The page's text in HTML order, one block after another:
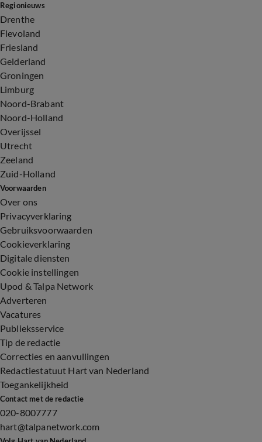
Regionieuws
Drenthe
Flevoland
Friesland
Gelderland
Groningen
Limburg
Noord-Brabant
Noord-Holland
Overijssel
Utrecht
Zeeland
Zuid-Holland
Voorwaarden
Over ons
Privacyverklaring
Gebruiksvoorwaarden
Cookieverklaring
Digitale diensten
Cookie instellingen
Upod & Talpa Network
Adverteren
Vacatures
Publieksservice
Tip de redactie
Correcties en aanvullingen
Redactiestatuut Hart van Nederland
Toegankelijkheid
Contact met de redactie
020-8007777
hart@talpanetwork.com